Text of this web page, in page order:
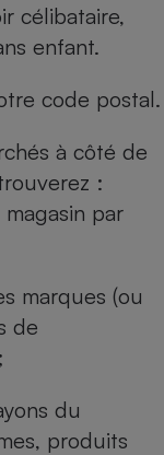
célibataire,
enfant.
code postal.
à côté de
:
par
marques (ou
de
du
produits